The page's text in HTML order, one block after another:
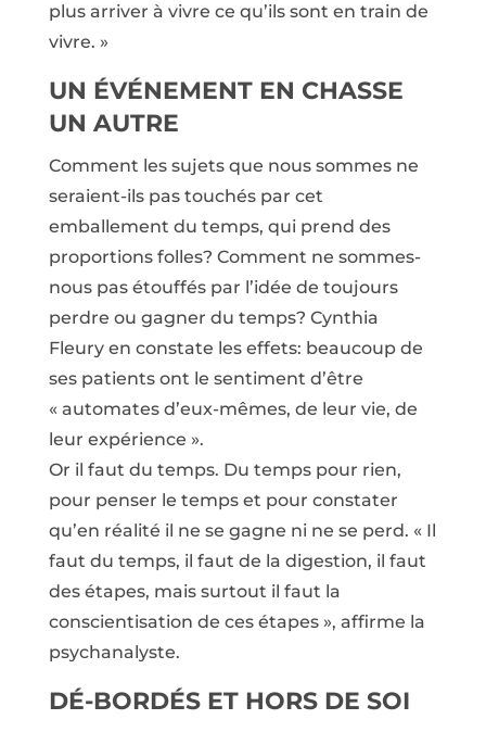
plus arriver à vivre ce qu’ils sont en train de
vivre. »
UN ÉVÉNEMENT EN CHASSE
UN AUTRE
Comment les sujets que nous sommes ne
seraient-ils pas touchés par cet
emballement du temps, qui prend des
proportions folles? Comment ne sommes-
nous pas étouffés par l’idée de toujours
perdre ou gagner du temps? Cynthia
Fleury en constate les effets: beaucoup de
ses patients ont le sentiment d’être
« automates d’eux-mêmes, de leur vie, de
leur expérience ».
Or il faut du temps. Du temps pour rien,
pour penser le temps et pour constater
qu’en réalité il ne se gagne ni ne se perd. « Il
faut du temps, il faut de la digestion, il faut
des étapes, mais surtout il faut la
conscientisation de ces étapes », affirme la
psychanalyste.
DÉ-BORDÉS ET HORS DE SOI